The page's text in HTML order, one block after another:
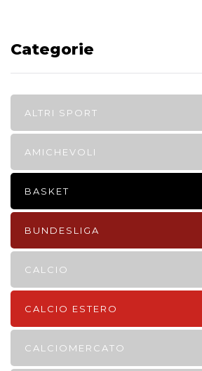
Categorie
ALTRI SPORT
AMICHEVOLI
BASKET
BUNDESLIGA
CALCIO
CALCIO ESTERO
CALCIOMERCATO